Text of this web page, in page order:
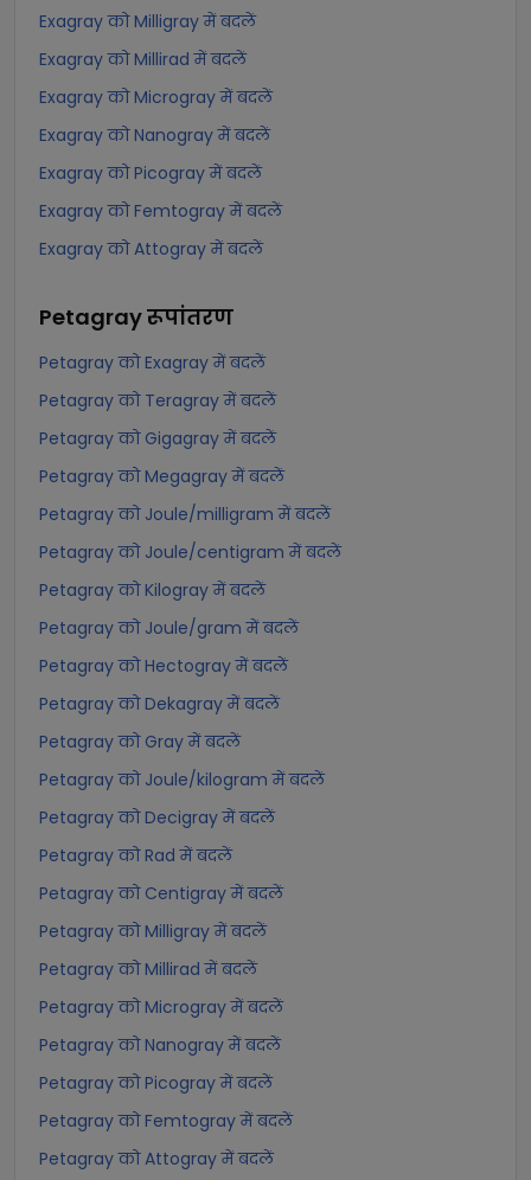
Exagray को Milligray में बदलें
Exagray को Millirad में बदलें
Exagray को Microgray में बदलें
Exagray को Nanogray में बदलें
Exagray को Picogray में बदलें
Exagray को Femtogray में बदलें
Exagray को Attogray में बदलें
Petagrayरूपांतरण
Petagray को Exagray में बदलें
Petagray को Teragray में बदलें
Petagray को Gigagray में बदलें
Petagray को Megagray में बदलें
Petagray को Joule/milligram में बदलें
Petagray को Joule/centigram में बदलें
Petagray को Kilogray में बदलें
Petagray को Joule/gram में बदलें
Petagray को Hectogray में बदलें
Petagray को Dekagray में बदलें
Petagray को Gray में बदलें
Petagray को Joule/kilogram में बदलें
Petagray को Decigray में बदलें
Petagray को Rad में बदलें
Petagray को Centigray में बदलें
Petagray को Milligray में बदलें
Petagray को Millirad में बदलें
Petagray को Microgray में बदलें
Petagray को Nanogray में बदलें
Petagray को Picogray में बदलें
Petagray को Femtogray में बदलें
Petagray को Attogray में बदलें